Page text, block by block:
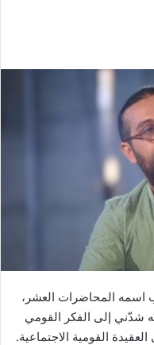
اسمه المحاضرات العشر،
شدّني إلى الفكر القومي
القومية الاجتماعية.